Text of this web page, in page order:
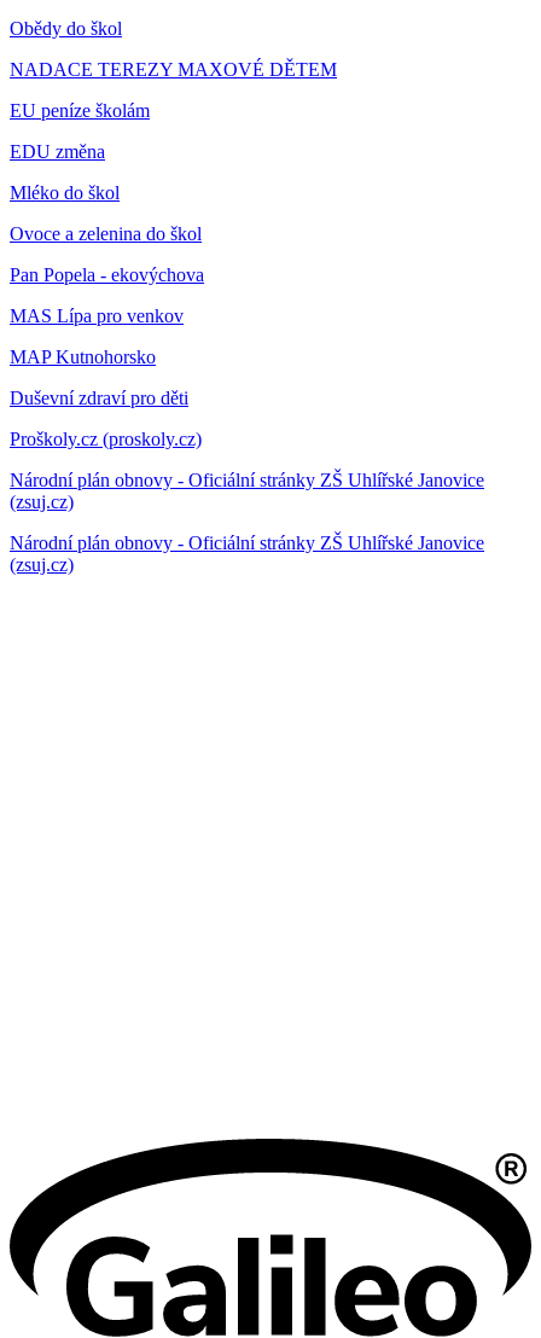
Obědy do škol
NADACE TEREZY MAXOVÉ DĚTEM
EU peníze školám
EDU změna
Mléko do škol
Ovoce a zelenina do škol
Pan Popela - ekovýchova
MAS Lípa pro venkov
MAP Kutnohorsko
Duševní zdraví pro děti
Proškoly.cz (proskoly.cz)
Národní plán obnovy - Oficiální stránky ZŠ Uhlířské Janovice
(zsuj.cz)
Národní plán obnovy - Oficiální stránky ZŠ Uhlířské Janovice
(zsuj.cz)